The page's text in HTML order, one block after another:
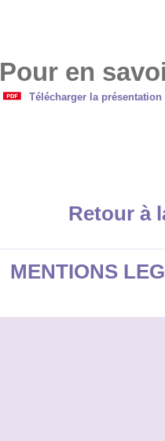
Pour en
Télécharger la
Retour à
MENTIONS